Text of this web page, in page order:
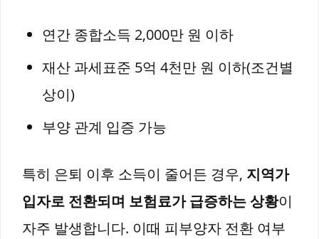
연간 종합소득 2,000만 원 이하
재산 과세표준 5억 4천만 원 이하(조건별
상이)
부양 관계 입증 가능
특히 은퇴 이후 소득이 줄어든 경우, 지역가
입자로 전환되며 보험료가 급증하는 상황이
자주 발생합니다. 이때 피부양자 전환 여부